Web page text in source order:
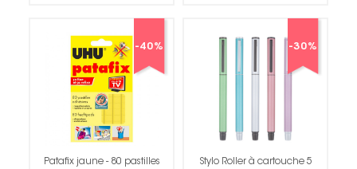
-40%
Patafix jaune - 80 pastilles
-30%
Stylo Roller à cartouche 5